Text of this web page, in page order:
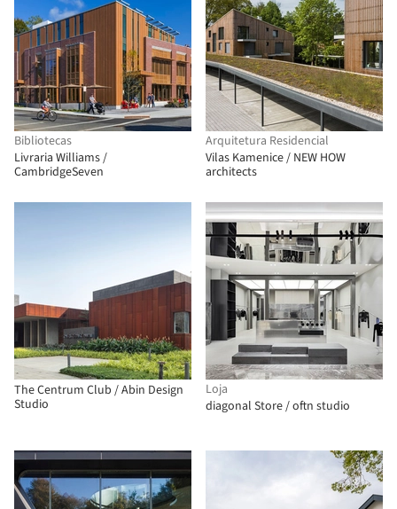
Bibliotecas
Livraria Williams /
CambridgeSeven
Arquitetura Residencial
Vilas Kamenice / NEW HOW
architects
The Centrum Club / Abin Design
Studio
Loja
diagonal Store / oftn studio